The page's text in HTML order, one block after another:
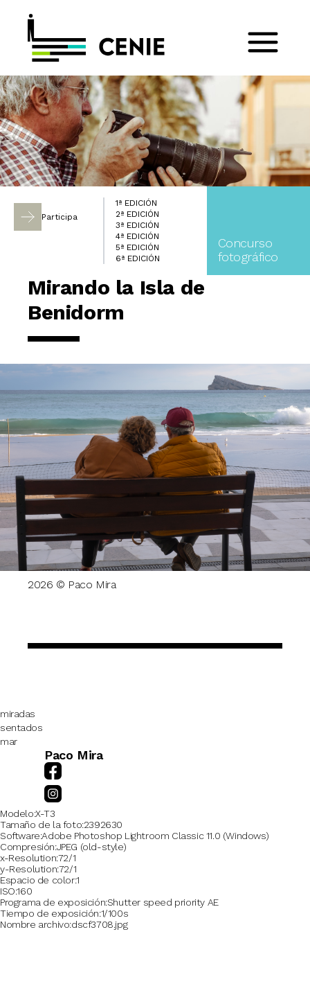
Participa
1ª EDICIÓN
2ª EDICIÓN
3ª EDICIÓN
4ª EDICIÓN
5ª EDICIÓN
6ª EDICIÓN
Concurso
fotográfico
Mirando la Isla de
Benidorm
2026 © Paco Mira
miradas
sentados
mar
Paco Mira
Modelo X-T3
Tamaño de la foto2392630
Software Adobe Photoshop Lightroom Classic 11.0 (Windows)
Compresión JPEG (old-style)
x-Resolution72/1
y-Resolution72/1
Espacio de color1
ISO 160
Programa de exposiciónShutter speed priority AE
Tiempo de exposición 1/100s
Nombre archivo dscf3708.jpg